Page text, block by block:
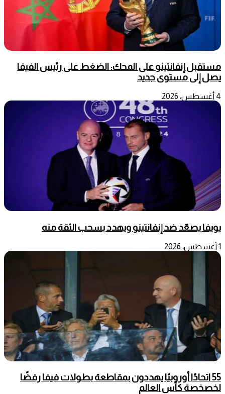
مستقبل إنفانتينو على المحك: الضغط على رئيس الفيفا
يصل إلى مستوى جديد
4 أغسطس، 2026
يويفا يصعّد ضد إنفانتينو ويهدد بسحب الثقة منه
1 أغسطس، 2026
55 اتحادًا أوروبيًا يهددون بمقاطعة بطولات فيفا رفضًا
لخصخصة كأس العالم